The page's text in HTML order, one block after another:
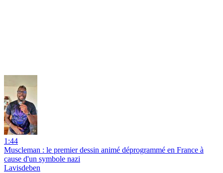
1:44
Muscleman : le premier dessin animé déprogrammé en France à
cause d'un symbole nazi
Lavisdeben